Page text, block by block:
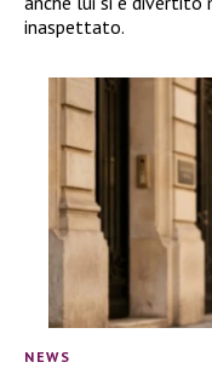
inaspettato.
NEWS